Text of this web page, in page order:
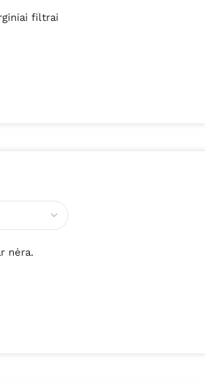
filtrai
nėra.